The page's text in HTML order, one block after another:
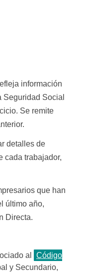
información
Seguridad Social
Se remite
detalles de
cada trabajador,
que han
último año,
Directa.
al
Código
y Secundario,